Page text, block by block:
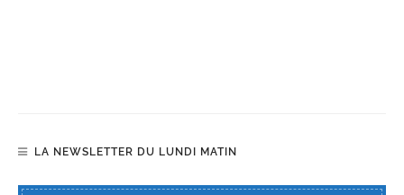
LA NEWSLETTER DU LUNDI MATIN